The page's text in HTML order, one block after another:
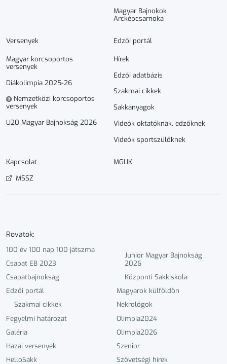
Magyar Bajnokok
Arcképcsarnoka
Versenyek
Magyar korcsoportos
versenyek
Diákolimpia 2025-26
Nemzetközi korcsoportos
versenyek
U20 Magyar Bajnokság 2026
Edzői portál
Hírek
Edzői adatbázis
Szakmai cikkek
Sakkanyagok
Videók oktatóknak, edzőknek
Videók sportszülőknek
Kapcsolat
MGUK
MSSZ
Rovatok:
100 év 100 nap 100 játszma
Csapat EB 2023
Csapatbajnokság
Edzői portál
Szakmai cikkek
Fegyelmi határozat
Galéria
Hazai versenyek
HelloSakk
Junior Magyar Bajnokság
2026
Központi Sakkiskola
Magyarok külföldön
Nekrológok
Olimpia2024
Olimpia2026
Szenior
Szövetségi hírek